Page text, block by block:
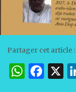
Partager cet article :
W F
X